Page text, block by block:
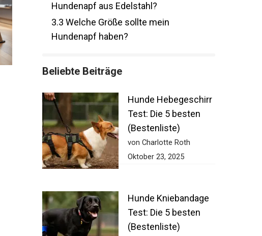
Hundenapf aus Edelstahl?
3.3 Welche Größe sollte mein
Hundenapf haben?
Beliebte Beiträge
Hunde Hebegeschirr
Test: Die 5 besten
(Bestenliste)
von Charlotte Roth
Oktober 23, 2025
Hunde Kniebandage
Test: Die 5 besten
(Bestenliste)